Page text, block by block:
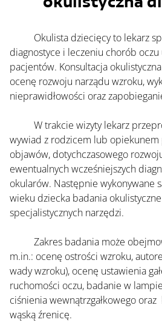
diagnostyce i leczeniu chorób oczu
pacjentów. Konsultacja
ocenę rozwoju narządu wzroku,
nieprawidłowości oraz
wywiad z rodzicem lub opiekunem
objawów, dotychczasowego
ewentualnych wcześniejszych
okularów. Następnie wykonywane
wieku dziecka badania
specjalistycznych narzędzi.
Zakres badania może
m.in.: ocenę ostrości wzroku,
wady wzroku), ocenę ustawienia
ruchomości oczu, badanie w
ciśnienia wewnątrzgałkowego
wąską źrenicę.